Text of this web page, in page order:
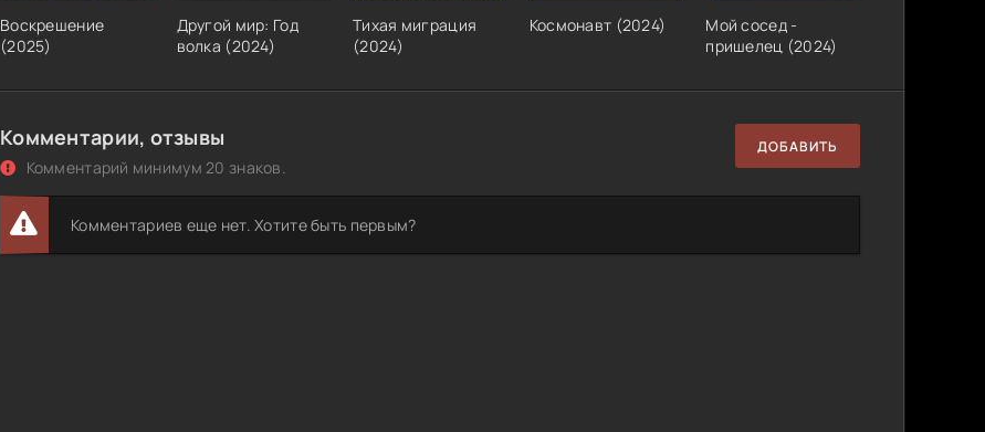
Воскрешение
(2025)
Другой мир: Год
волка (2024)
Тихая миграция
(2024)
Космонавт (2024)
Мой сосед -
пришелец (2024)
Комментарии, отзывы
Комментарий минимум 20 знаков.
ДОБАВИТЬ
Комментариев еще нет. Хотите быть первым?